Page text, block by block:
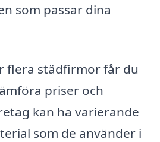
som passar dina
flera städfirmor får du
priser och
kan ha varierande
som de använder i